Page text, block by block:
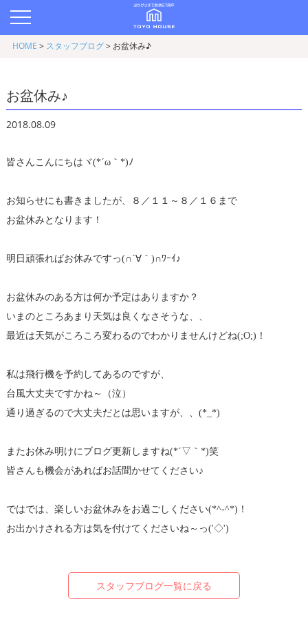
HOME > スタッフブログ> お盆休み♪
お盆休み♪
2018.08.09
皆さんこんにちはヾ(*´ω｀*)ﾉ
お知らせにも書きましたが、８／１１～８／１６まで
お盆休みとなります！
明日頑張ればお休みですっ(∩´∀｀)∩ﾜｰｲ♪
お盆休みのある方は何か予定はありますか？
いまのところあまり天気は良くなさそうな、、
最近は天気がころころ変わるのでわかりませんけどね(;O;)！
私は飛行機を予約してあるのですが、
台風大丈夫ですかね～（泣）
通り過ぎるので大丈夫だとは思いますが、、(*_*)
またお休み明けにブログ更新しますね(*´▽｀*)笑
皆さんも機会があればお話聞かせてください♪
ではでは、楽しいお盆休みをお過ごしください(*^-^*)！
お出かけされる方は気を付けてくださいね～っ('◇')ゞ
スタッフブログ一覧に戻る